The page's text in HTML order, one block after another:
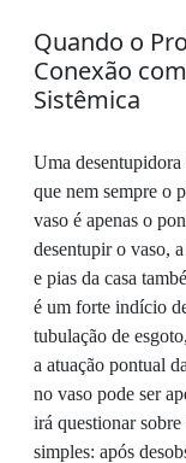
Quando o
Conexão
Sistêmica
Uma
que nem sempre o
vaso é apenas o
desentupir o vaso,
e pias da casa
é um forte indício
tubulação de
a atuação pontual
no vaso pode ser
irá questionar
simples: após